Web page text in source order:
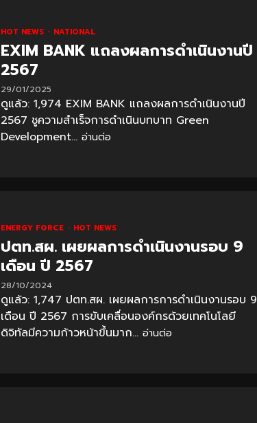
HOT NEWS NATIONAL
EXIM BANK แถลงผลการดำเนินงานปี
2567
29/01/2025
ดูแล้ว: 1,974 EXIM BANK แถลงผลการดำเนินงานปี
2567 ชูความสำเร็จการดำเนินบทบาท Green
Development... อ่านต่อ
ENERGY FORCE HOT NEWS
ปตท.สผ. เผยผลการดำเนินงานรอบ 9
เดือน ปี 2567
28/10/2024
ดูแล้ว: 1,747 ปตท.สผ. เผยผลการการดำเนินงานรอบ 9
เดือน ปี 2567 การขับเคลื่อนองค์กรด้วยเทคโนโลยี
ดิจิทัลมีความก้าวหน้าขึ้นมาก... อ่านต่อ